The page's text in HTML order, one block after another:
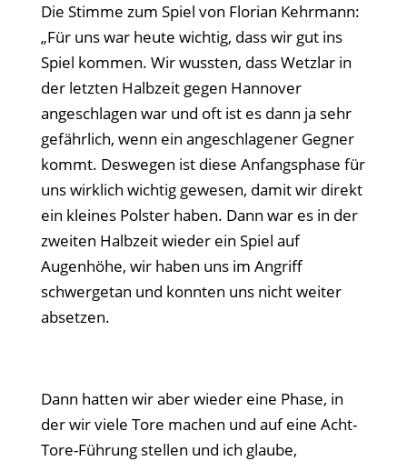
Die Stimme zum Spiel von Florian Kehrmann:
„Für uns war heute wichtig, dass wir gut ins
Spiel kommen. Wir wussten, dass Wetzlar in
der letzten Halbzeit gegen Hannover
angeschlagen war und oft ist es dann ja sehr
gefährlich, wenn ein angeschlagener Gegner
kommt. Deswegen ist diese Anfangsphase für
uns wirklich wichtig gewesen, damit wir direkt
ein kleines Polster haben. Dann war es in der
zweiten Halbzeit wieder ein Spiel auf
Augenhöhe, wir haben uns im Angriff
schwergetan und konnten uns nicht weiter
absetzen.
Dann hatten wir aber wieder eine Phase, in
der wir viele Tore machen und auf eine Acht-
Tore-Führung stellen und ich glaube,